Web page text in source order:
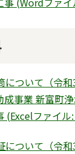
について（令
成事業 新富町
(Excelファイル
について（令